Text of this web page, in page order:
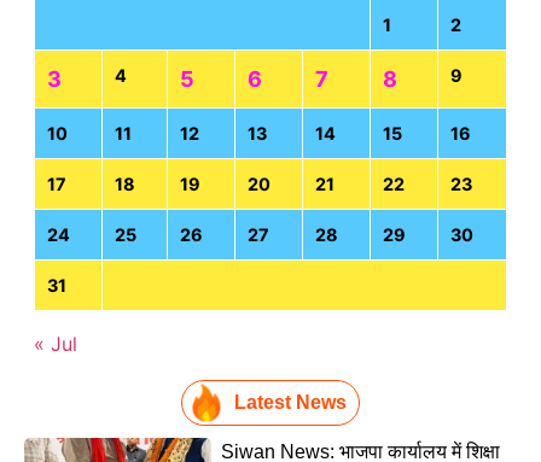
1 2
3 4 5 6 7 8 9
10 11 12 13 14 15 16
17 18 19 20 21 22 23
24 25 26 27 28 29 30
31
« Jul
Latest News
Siwan News: भाजपा कार्यालय में शिक्षा